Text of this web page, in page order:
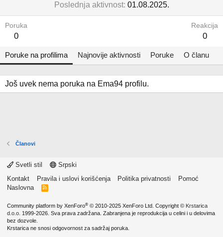
Poslednja aktivnost 01.08.2025.
Poruka
0
Reakcija
0
Poruke na profilima Najnovije aktivnosti Poruke O članu
Još uvek nema poruka na Ema94 profilu.
Članovi
Svetli stil
Srpski
Kontakt
Pravila i uslovi korišćenja Politika privatnosti
Pomoć
Naslovna
R
Community platform by XenForo® © 2010-2025 XenForo Ltd. Copyright © Krstarica
d.o.o. 1999-2026. Sva prava zadržana. Zabranjena je reprodukcija u celini i u delovima
bez dozvole.
Krstarica ne snosi odgovornost za sadržaj poruka.